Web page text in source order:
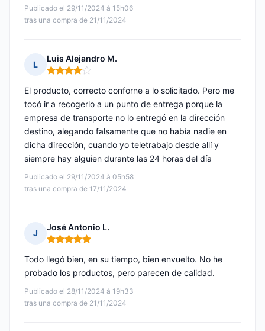
Publicado el 29/11/2024 à 15h06
tras una compra de 21/11/2024
L
Luis Alejandro M.
Nota: 4 de 5
Publicado el 29/11/2024 à 05h58
tras una compra de 17/11/2024
El producto, correcto conforne a lo solicitado. Pero me
tocó ir a recogerlo a un punto de entrega porque la
empresa de transporte no lo entregó en la dirección
destino, alegando falsamente que no había nadie en
dicha dirección, cuando yo teletrabajo desde allí y
siempre hay alguien durante las 24 horas del día
J
José Antonio L.
Nota: 5 de 5
Publicado el 28/11/2024 à 19h33
tras una compra de 21/11/2024
Todo llegó bien, en su tiempo, bien envuelto. No he
probado los productos, pero parecen de calidad.